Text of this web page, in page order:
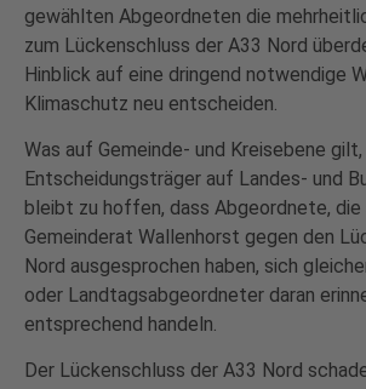
gewählten Abgeordneten die
zum Lückenschluss der A33 Nord
Hinblick auf eine dringend notwendige
Klimaschutz neu entscheiden.
Was auf Gemeinde- und Kreisebene
Entscheidungsträger auf Landes- und
bleibt zu hoffen, dass Abgeordnete, die
Gemeinderat Wallenhorst gegen den
Nord ausgesprochen haben, sich
oder Landtagsabgeordneter daran
entsprechend handeln.
Der Lückenschluss der A33 Nord